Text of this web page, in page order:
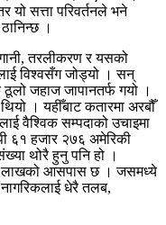
यो सत्ता परिवर्तनले भने
।
तरलीकरण र यसको
विश्वसँग जोड्यो । सन्
जहाज जापानतर्फ गयो ।
। यहीँबाट कतारमा अरबौँ
वैश्विक सम्पदाको उचाइमा
६१ हजार २७६ अमेरिकी
थोरै हुनु पनि हो ।
लाखको आसपास छ । जसमध्ये
धेरै तलब,